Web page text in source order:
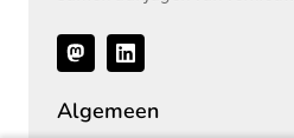
Volg
ons
Algemeen